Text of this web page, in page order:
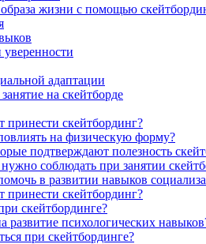
жизни с помощью
адаптации
на скейтборде
принести скейтбординг?
на физическую форму?
подтверждают полезность
соблюдать при занятии
в развитии навыков
принести скейтбординг?
скейтбординге?
развитие психологических
при скейтбординге?